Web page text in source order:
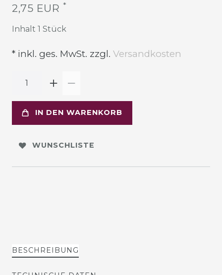
2,75 EUR *
Inhalt 1 Stück
* inkl. ges. MwSt. zzgl. Versandkosten
IN DEN WARENKORB
WUNSCHLISTE
BESCHREIBUNG